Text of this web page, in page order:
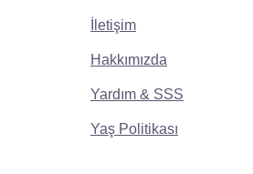
İletişim
Hakkımızda
Yardım & SSS
Yaş Politikası